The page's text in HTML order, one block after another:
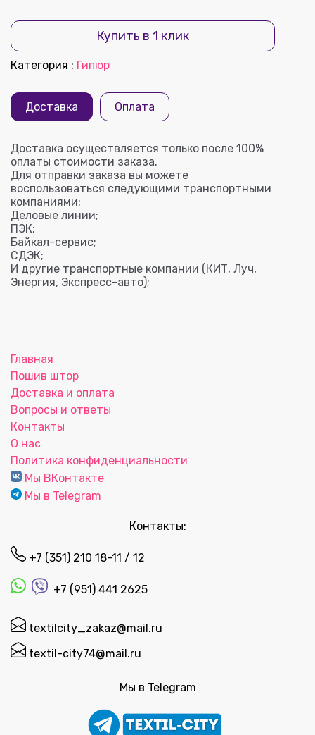
Купить в 1 клик
Категория : Гипюр
Доставка Оплата
Доставка осуществляется только после 100%
оплаты стоимости заказа.
Для отправки заказа вы можете
воспользоваться следующими транспортными
компаниями:
Деловые линии;
ПЭК;
Байкал-сервис;
СДЭК;
И другие транспортные компании (КИТ, Луч,
Энергия, Экспресс-авто);
Главная
Пошив штор
Доставка и оплата
Вопросы и ответы
Контакты
О нас
Политика конфиденциальности
Мы ВКонтакте
Мы в Telegram
Контакты:
+7 (351) 210 18-11 / 12
+7 (951) 441 2625
textilcity_zakaz@mail.ru
textil-city74@mail.ru
Мы в Telegram